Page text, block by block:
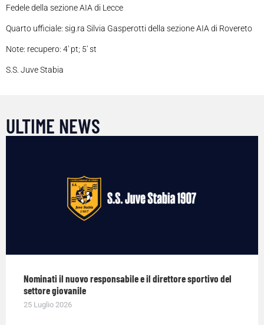
Fedele della sezione AIA di Lecce
Quarto ufficiale: sig.ra Silvia Gasperotti della sezione AIA di Rovereto
Note: recupero: 4′ pt; 5′ st
S.S. Juve Stabia
ULTIME NEWS
Nominati il nuovo responsabile e il direttore sportivo del
settore giovanile
25 Luglio 2026